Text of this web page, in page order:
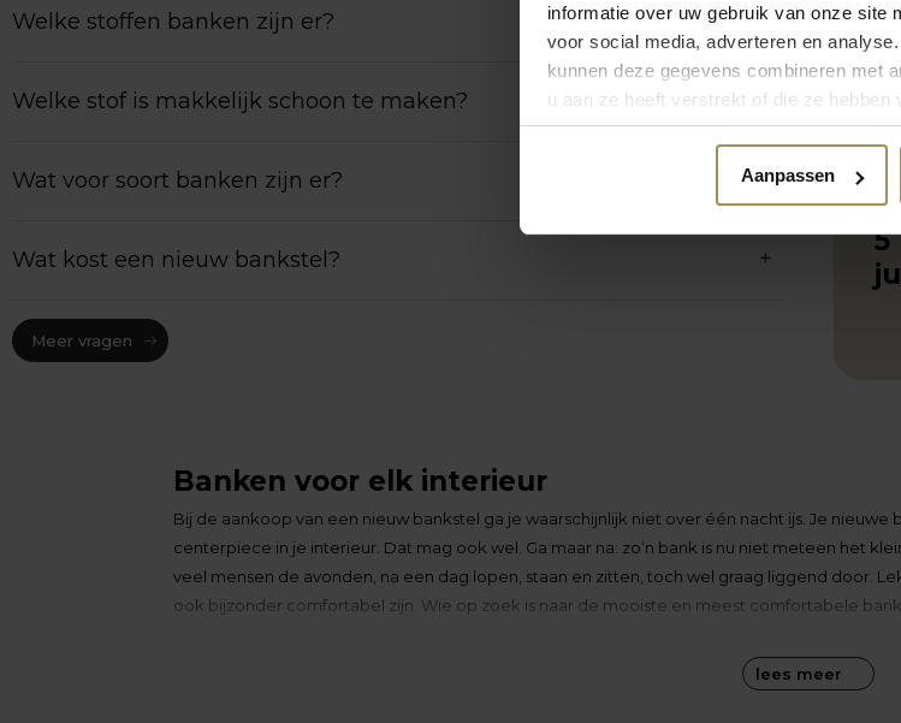
informatie over uw gebruik van onze site
voor social media, adverteren en
kunnen deze gegevens combineren met
u aan ze heeft verstrekt of die ze hebben
van uw gebruik van hun services.
Aanpassen
Welke stoffen banken zijn er?
Welke stof is makkelijk schoon te maken?
Wat voor soort banken zijn er?
Wat kost een nieuw bankstel?
Meer vragen
5
Banken voor elk interieur
Bij de aankoop van een nieuw bankstel ga je waarschijnlijk niet over één nacht ijs. Je
centerpiece in je interieur. Dat mag ook wel. Ga maar na: zo’n bank is nu niet meteen het
veel mensen de avonden, na een dag lopen, staan en zitten, toch wel graag liggend door.
ook bijzonder comfortabel zijn. Wie op zoek is naar de mooiste en meest comfortabele
Die banken zijn natuurlijk alleen afkomstig van merken en fabrikanten die topkwaliteit
interieuradviseursvan
lees meer